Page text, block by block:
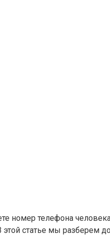
номер телефона
этой статье мы разберем